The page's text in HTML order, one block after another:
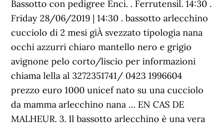
Bassotto con pedigree Enci. . Ferrutensil. 14:30 .
Friday 28/06/2019 | 14:30 . bassotto arlecchino
cucciolo di 2 mesi giÀ svezzato tipologia nana
occhi azzurri chiaro mantello nero e grigio
avignone pelo corto/liscio per informazioni
chiama lella al 3272351741/ 0423 1996604
prezzo euro 1000 unicef nato su una cucciolo
da mamma arlecchino nana … EN CAS DE
MALHEUR. 3. Il bassotto arlecchino è una vera